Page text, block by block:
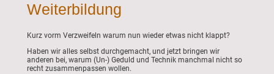
Weiterbildung
Kurz vorm Verzweifeln warum nun wieder etwas nicht klappt?
Haben wir alles selbst durchgemacht, und jetzt bringen wir
anderen bei, warum (Un-) Geduld und Technik manchmal nicht so
recht zusammenpassen wollen.